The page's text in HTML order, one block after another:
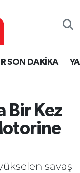
SON DAKİKA
Bir Kez
savaş